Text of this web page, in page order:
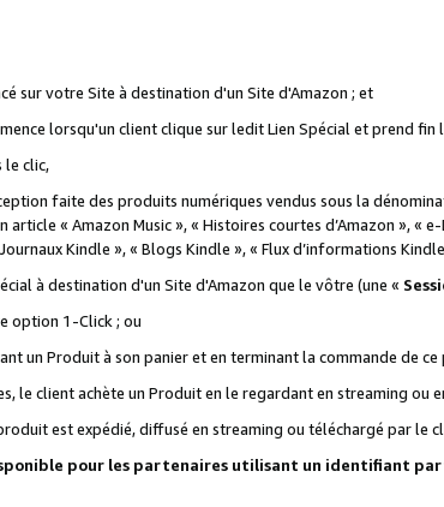
sur votre Site à destination d'un Site d'Amazon ; et
lorsqu'un client clique sur ledit Lien Spécial et prend
clic,
faite des produits numériques vendus sous la
« Amazon Music », « Histoires courtes d’Amazon », «
Kindle », « Blogs Kindle », « Flux d’informations
à destination d'un Site d'Amazon que le vôtre (une «
option 1-Click ; ou
un Produit à son panier et en terminant la commande de
le client achète un Produit en le regardant en streaming ou
est expédié, diffusé en streaming ou téléchargé par le
pour les partenaires utilisant un identifiant